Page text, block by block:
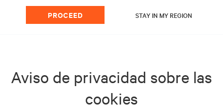
PROCEED STAY IN MY REGION
Aviso de privacidad sobre las
cookies